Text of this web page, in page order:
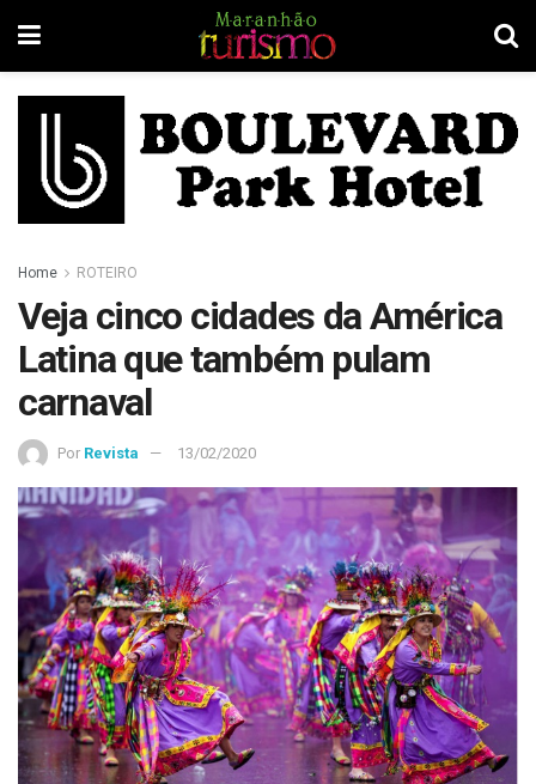
Home ROTEIRO
Veja cinco cidades da América
Latina que também pulam
carnaval
Por Revista 13/02/2020